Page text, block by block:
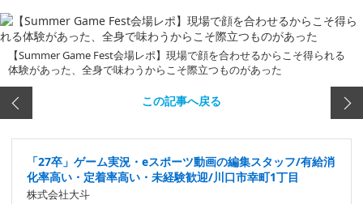
【Summer Game Fest会場レポ】現場で顔を合わせるからこそ得られる
体験があった、全身で味わうからこそ際立つものがあった
この記事へ戻る
「27卒」ゲーム実況・eスポーツ動画の編集スタッフ/有給消
化率高い・定着率高い・未経験歓迎/川口市幸町1丁目
株式会社大斗